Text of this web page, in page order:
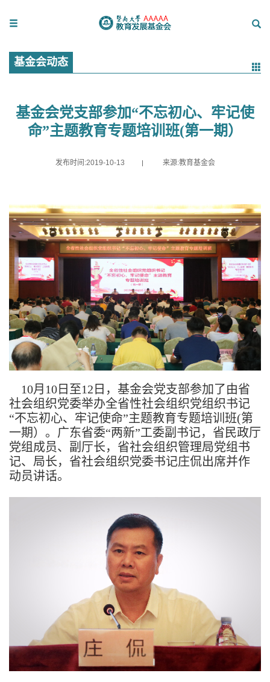
基金会动态
基金会党支部参加“不忘初心、牢记使
命”主题教育专题培训班(第一期）
发布时间:2019-10-13 来源:教育基金会
10月 10 日至12 日，基金会党支部参加了由省
社会组织党委举办全省性社会组织党组织书记
“不忘初心、牢记使命”主题教育专题培训班(第
一期）。广东省委“两新”工委副书记，省民政厅
党组成员、副厅长，省社会组织管理局党组书
记、局长，省社会组织党委书记庄侃出席并作
动员讲话。